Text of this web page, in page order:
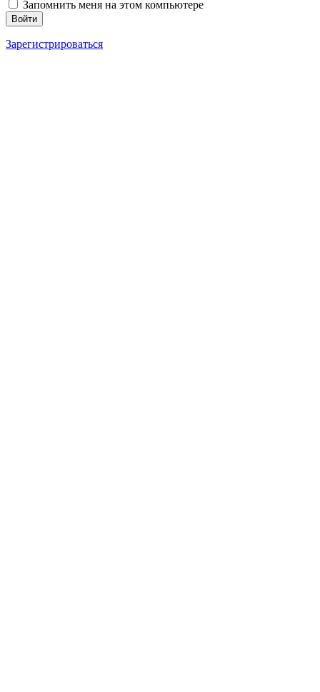
Запомнить меня на этом компьютере
Зарегистрироваться